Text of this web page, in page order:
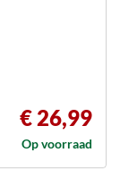
€ 26,99
Op voorraad